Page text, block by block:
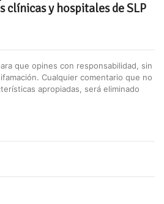
clínicas y hospitales de SLP
que opines con responsabilidad, sin
Cualquier comentario que no
apropiadas, será eliminado